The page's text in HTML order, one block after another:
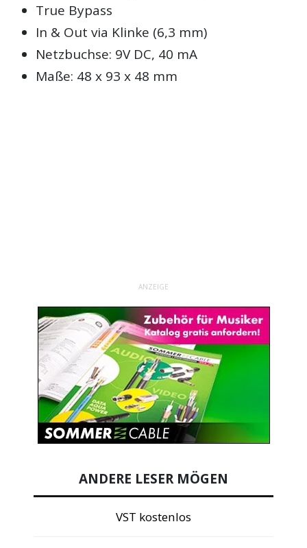
True Bypass
In & Out via Klinke (6,3 mm)
Netzbuchse: 9V DC, 40 mA
Maße: 48 x 93 x 48 mm
ANZEIGE
ANDERE LESER MÖGEN
VST kostenlos